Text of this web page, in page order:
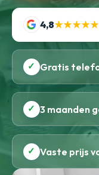
4,8★★★★★
✓ Gratis
✓ 3 maanden
✓ Vaste prijs